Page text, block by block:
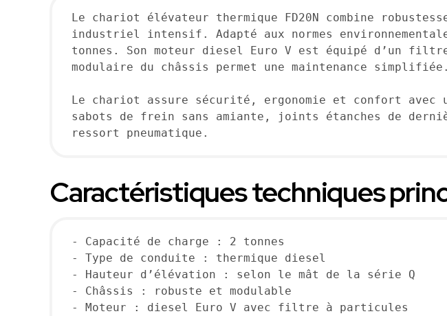
Le chariot élévateur thermique FD20N combine
industriel intensif. Adapté aux normes
tonnes. Son moteur diesel Euro V est équipé d’un
modulaire du châssis permet une maintenance
Le chariot assure sécurité, ergonomie et confort
sabots de frein sans amiante, joints étanches de
ressort pneumatique.
Caractéristiques techniques
- Capacité de charge : 2 tonnes
- Type de conduite : thermique diesel
- Hauteur d’élévation : selon le mât de la série Q
- Châssis : robuste et modulable
- Moteur : diesel Euro V avec filtre à particules